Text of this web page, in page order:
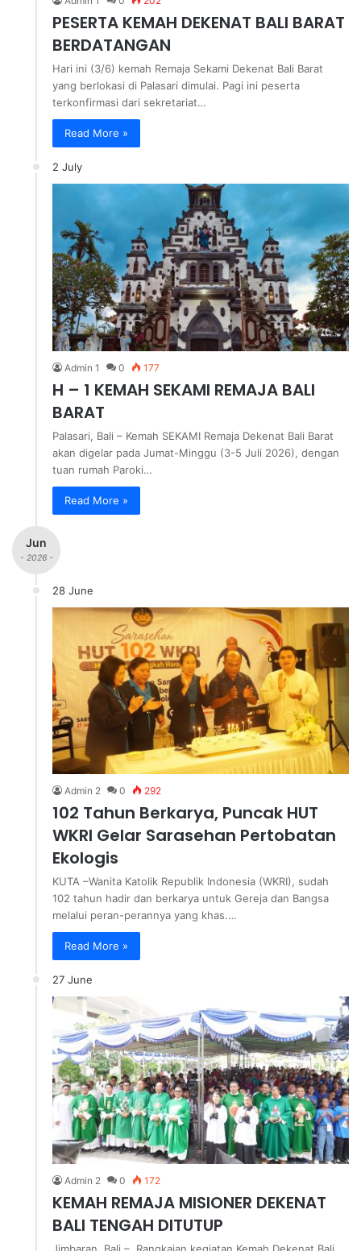
PESERTA KEMAH DEKENAT BALI BARAT
BERDATANGAN
Hari ini (3/6) kemah Remaja Sekami Dekenat Bali Barat
yang berlokasi di Palasari dimulai. Pagi ini peserta
terkonfirmasi dari sekretariat…
Read More »
2 July
Admin 1 0 177
H – 1 KEMAH SEKAMI REMAJA BALI
BARAT
Palasari, Bali – Kemah SEKAMI Remaja Dekenat Bali Barat
akan digelar pada Jumat-Minggu (3-5 Juli 2026), dengan
tuan rumah Paroki…
Read More »
Jun
- 2026 -
28 June
Admin 2 0 292
102 Tahun Berkarya, Puncak HUT
WKRI Gelar Sarasehan Pertobatan
Ekologis
KUTA –Wanita Katolik Republik Indonesia (WKRI), sudah
102 tahun hadir dan berkarya untuk Gereja dan Bangsa
melalui peran-perannya yang khas.…
Read More »
27 June
Admin 2 0 172
KEMAH REMAJA MISIONER DEKENAT
BALI TENGAH DITUTUP